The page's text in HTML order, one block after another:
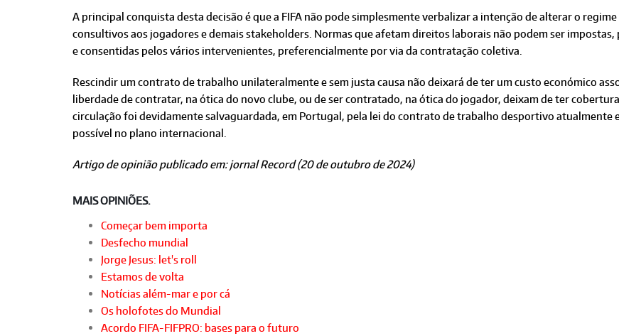
A principal conquista desta decisão é que a FIFA não pode simplesmente verbalizar a intenção de alterar o
consultivos aos jogadores e demais stakeholders. Normas que afetam direitos laborais não podem ser impostas,
e consentidas pelos vários intervenientes, preferencialmente por via da contratação coletiva.
Rescindir um contrato de trabalho unilateralmente e sem justa causa não deixará de ter um custo económico
liberdade de contratar, na ótica do novo clube, ou de ser contratado, na ótica do jogador, deixam de ter
circulação foi devidamente salvaguardada, em Portugal, pela lei do contrato de trabalho desportivo atualmente
possível no plano internacional.
Artigo de opinião publicado em: jornal Record (20 de outubro de 2024)
MAIS OPINIÕES.
Começar bem importa
Desfecho mundial
Jorge Jesus: let's roll
Estamos de volta
Notícias além-mar e por cá
Os holofotes do Mundial
Acordo FIFA-FIFPRO: bases para o futuro